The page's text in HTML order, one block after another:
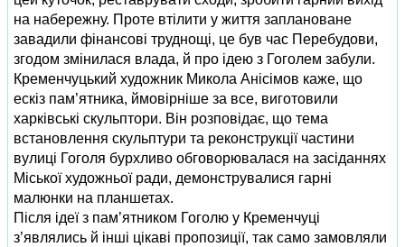
на набережну. Проте втілити у життя заплановане
завадили фінансові труднощі, це був час Перебудови,
згодом змінилася влада, й про ідею з Гоголем забули.
Кременчуцький художник Микола Анісімов каже, що
ескіз пам’ятника, ймовірніше за все, виготовили
харківські скульптори. Він розповідає, що тема
встановлення скульптури та реконструкції частини
вулиці Гоголя бурхливо обговорювалася на засіданнях
Міської художньої ради, демонструвалися гарні
малюнки на планшетах.
Після ідеї з пам’ятником Гоголю у Кременчуці
з’являлись й інші цікаві пропозиції, так само замовляли